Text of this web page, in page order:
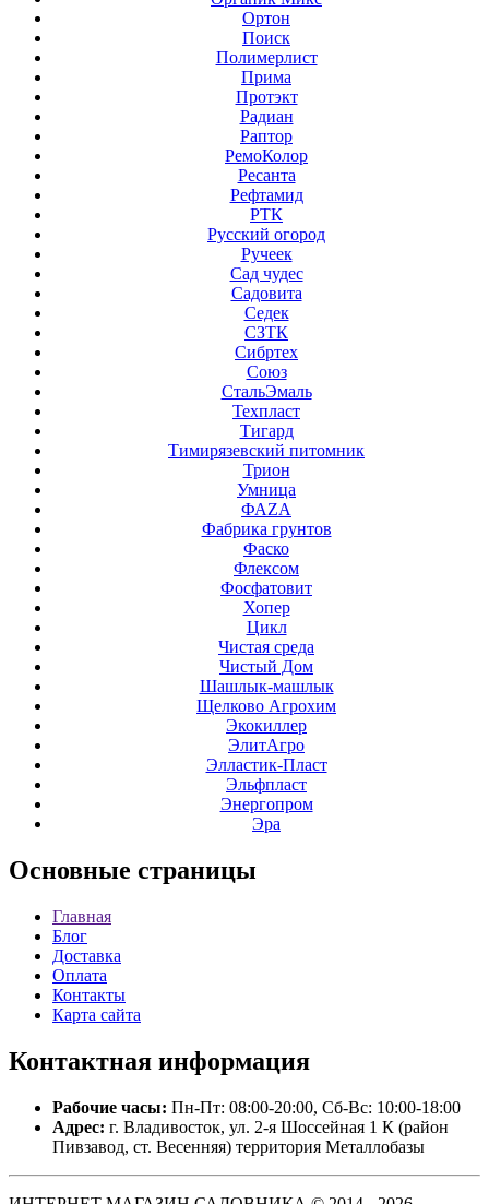
Ортон
Поиск
Полимерлист
Прима
Протэкт
Радиан
Раптор
РемоКолор
Ресанта
Рефтамид
РТК
Русский огород
Ручеек
Сад чудес
Садовита
Седек
СЗТК
Сибртех
Союз
СтальЭмаль
Техпласт
Тигард
Тимирязевский питомник
Трион
Умница
ФАZА
Фабрика грунтов
Фаско
Флексом
Фосфатовит
Хопер
Цикл
Чистая среда
Чистый Дом
Шашлык-машлык
Щелково Агрохим
Экокиллер
ЭлитАгро
Элластик-Пласт
Эльфпласт
Энергопром
Эра
Основные страницы
Главная
Блог
Доставка
Оплата
Контакты
Карта сайта
Контактная информация
Рабочие часы: Пн-Пт: 08:00-20:00, Сб-Вс: 10:00-18:00
Адрес: г. Владивосток, ул. 2-я Шоссейная 1 К (район
Пивзавод, ст. Весенняя) территория Металлобазы